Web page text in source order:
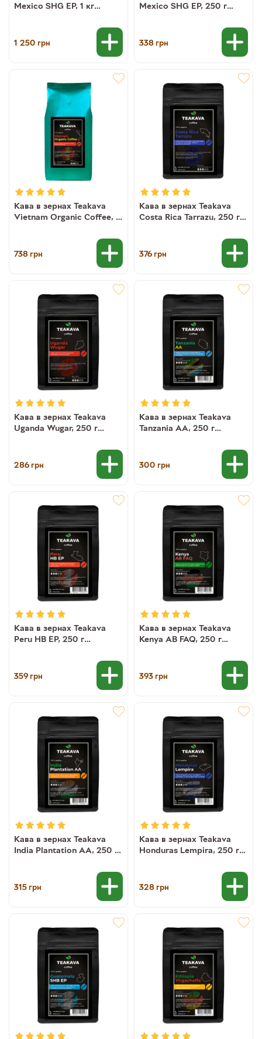
Mexico SHG EP, 1 кг
1 250 грн
Mexico SHG EP, 250 г
338грн
Кава в зернах Teakava
Vietnam Organic Coffee, 1
738грн
Кава в зернах Teakava
Costa Rica Tarrazu, 250 г
376грн
Кава в зернах Teakava
Uganda Wugar, 250 г
286грн
Кава в зернах Teakava
Tanzania AA, 250 г
300 грн
Кава в зернах Teakava
Peru HB EP, 250 г
359грн
Кава в зернах Teakava
Kenya AB FAQ, 250 г
393грн
Кава в зернах Teakava
India Plantation AA, 250 г
315грн
Кава в зернах Teakava
Honduras Lempira, 250 г
328грн